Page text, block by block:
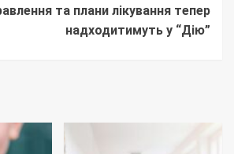
та плани лікування тепер
надходитимуть у “Дію”